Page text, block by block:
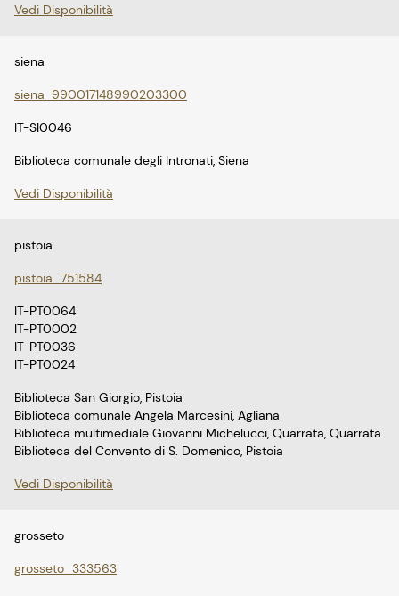
Vedi Disponibilità
siena
siena_990017148990203300
IT-SI0046
Biblioteca comunale degli Intronati, Siena
Vedi Disponibilità
pistoia
pistoia_751584
IT-PT0064
IT-PT0002
IT-PT0036
IT-PT0024
Biblioteca San Giorgio, Pistoia
Biblioteca comunale Angela Marcesini, Agliana
Biblioteca multimediale Giovanni Michelucci, Quarrata, Quarrata
Biblioteca del Convento di S. Domenico, Pistoia
Vedi Disponibilità
grosseto
grosseto_333563